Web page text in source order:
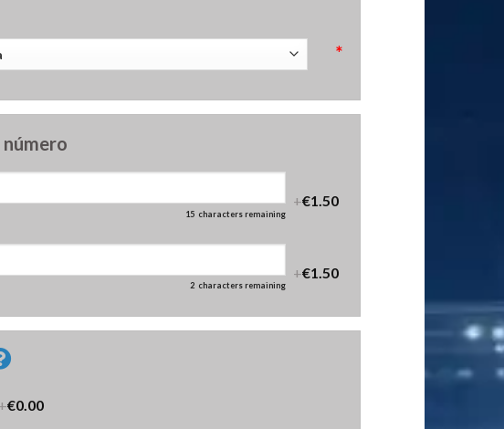
*
15 characters remaining
+€1.50
2 characters remaining
+€1.50
+€0.00